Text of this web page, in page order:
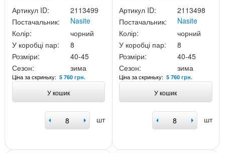
Артикул ID:
2113499
Постачальник:
Nasite
Колір:
чорний
У коробці пар:
8
Розміри:
40-45
Сезон:
зима
Ціна за скриньку: 5 760 грн.
У кошик
шт
Артикул ID:
2113498
Постачальник:
Nasite
Колір:
чорний
У коробці пар:
8
Розміри:
40-45
Сезон:
зима
Ціна за скриньку:5 760 грн.
У кошик
шт